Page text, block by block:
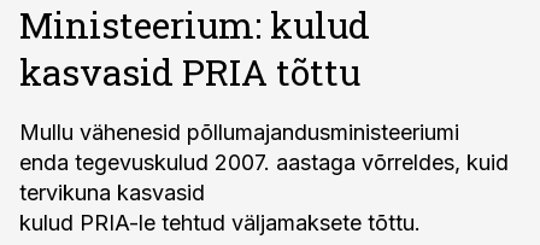
Ministeerium: kulud
kasvasid PRIA tõttu
Mullu vähenesid põllumajandusministeeriumi
enda tegevuskulud 2007. aastaga võrreldes, kuid
tervikuna kasvasid
kulud PRIA-le tehtud väljamaksete tõttu.